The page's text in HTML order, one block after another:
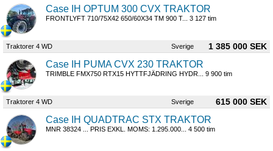
Case IH OPTUM 300 CVX TRAKTOR
FRONTLYFT 710/75X42 650/60X34 TM 900 T... 3 127 tim
Traktorer 4 WD Sverige 1 385 000 SEK
Case IH PUMA CVX 230 TRAKTOR
TRIMBLE FMX750 RTX15 HYTTFJÄDRING HYDR... 9 900 tim
Traktorer 4 WD Sverige 615 000 SEK
Case IH QUADTRAC STX TRAKTOR
MNR 38324 ... PRIS EXKL. MOMS: 1.295.000... 4 500 tim